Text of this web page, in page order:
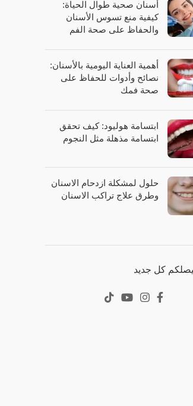
أسنان صحية طوال الحياة:
كيفية منع تسوس الأسنان
والحفاظ على صحة الفم
أهمية العناية اليومية بالأسنان:
نصائح وأدوات للحفاظ على
صحة فمك
ابتسامة هوليود: كيف تحقق
ابتسامة مذهلة مثل النجوم
حلول لمشكلة ازدحام الاسنان
وطرق علاج تراكب الاسنان
ليصلكم كل جديد